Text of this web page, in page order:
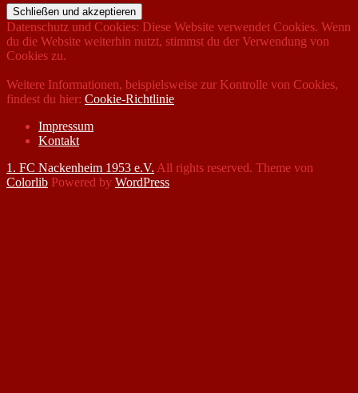
Datenschutz und Cookies: Diese Website verwendet Cookies. Wenn
du die Website weiterhin nutzt, stimmst du der Verwendung von
Cookies zu.
Weitere Informationen, beispielsweise zur Kontrolle von Cookies,
findest du hier: Cookie-Richtlinie
Impressum
Kontakt
1. FC Nackenheim 1953 e.V. All rights reserved. Theme von
Colorlib Powered by WordPress